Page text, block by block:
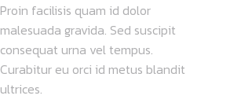
Proin facilisis quam id dolor
malesuada gravida. Sed suscipit
consequat urna vel tempus.
Curabitur eu orci id metus blandit
ultrices.